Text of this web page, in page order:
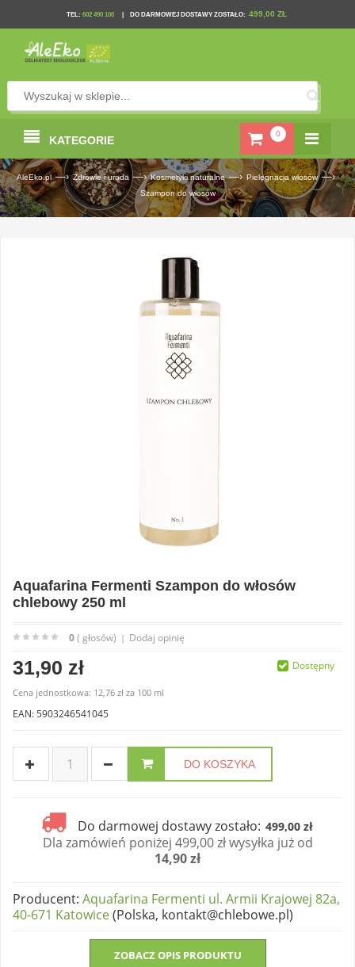
TEL: 602 490 100 DO DARMOWEJ DOSTAWY ZOSTAŁO: 499,00 ZŁ
0
KATEGORIE
AleEko.pl —› Zdrowie i uroda —› Kosmetyki naturalne —› Pielęgnacja włosów —›
Szampon do włosów
Aquafarina Fermenti Szampon do włosów
chlebowy 250 ml
0( głosów) | Dodaj opinię
31,90 zł
Cena jednostkowa: 12,76 zł za 100 ml
EAN: 5903246541045
DO KOSZYKA
Do darmowej dostawy zostało: 499,00 zł
Dla zamówień poniżej 499,00 zł wysyłka już od
14,90 zł
Dostępny
Producent: Aquafarina Fermenti ul. Armii Krajowej 82a,
40-671 Katowice(Polska, kontakt@chlebowe.pl)
ZOBACZ OPIS PRODUKTU